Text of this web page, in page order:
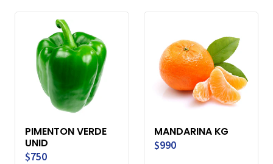
Carro Carro
PIMENTON VERDE
UNID
$750
MANDARINA KG
$990